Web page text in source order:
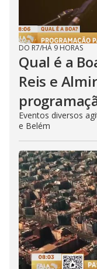
DO R7/HÁ 9 HORAS
Qual é a
Reis e
Eventos diversos
e Belém